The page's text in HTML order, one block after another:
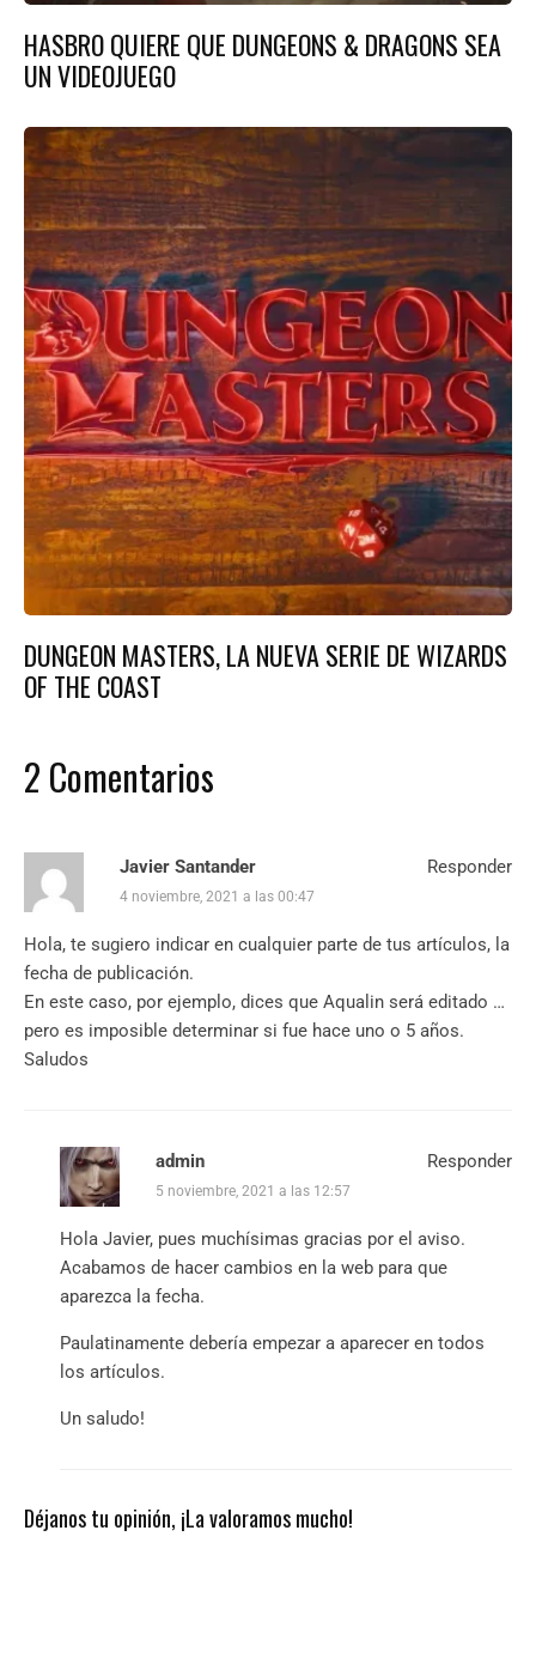
HASBRO QUIERE QUE DUNGEONS & DRAGONS SEA
UN VIDEOJUEGO
DUNGEON MASTERS, LA NUEVA SERIE DE WIZARDS
OF THE COAST
2 Comentarios
Javier Santander
4 noviembre, 2021 a las 00:47
Hola, te sugiero indicar en cualquier parte de tus artículos, la
fecha de publicación.
En este caso, por ejemplo, dices que Aqualin será editado …
pero es imposible determinar si fue hace uno o 5 años.
Saludos
Responder
admin
5 noviembre, 2021 a las 12:57
Hola Javier, pues muchísimas gracias por el aviso.
Acabamos de hacer cambios en la web para que
aparezca la fecha.
Paulatinamente debería empezar a aparecer en todos
los artículos.
Un saludo!
Responder
Déjanos tu opinión, ¡La valoramos mucho!